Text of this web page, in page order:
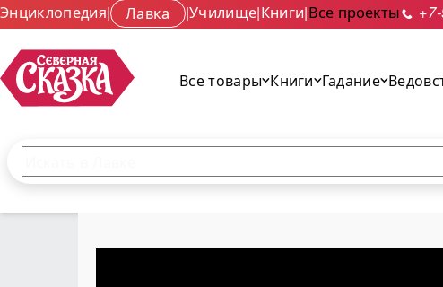
Энциклопедия| Лавка |Училище|Книги|Все проекты
Все товары Книги Гадание